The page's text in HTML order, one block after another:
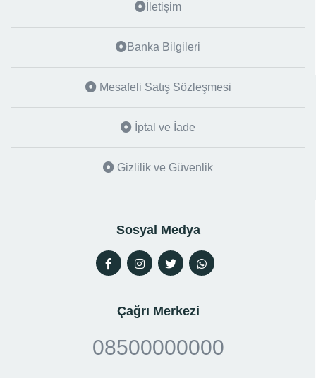
İletişim
Banka Bilgileri
Mesafeli Satış Sözleşmesi
İptal ve İade
Gizlilik ve Güvenlik
Sosyal Medya
Çağrı Merkezi
08500000000